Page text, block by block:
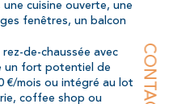
CONTACT
cuisine ouverte, une
fenêtres, un balcon
de-chaussée avec
un fort potentiel de
€/mois ou intégré au lot
coffee shop ou